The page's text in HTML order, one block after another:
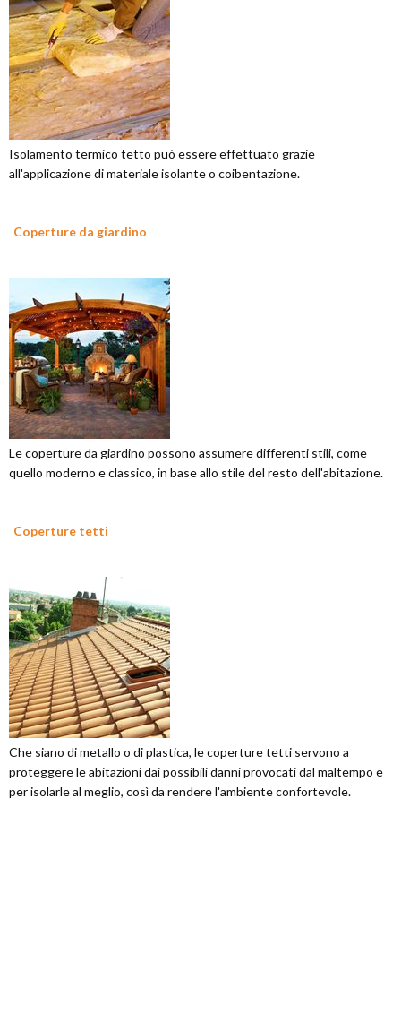
Isolamento termico tetto può essere effettuato grazie
all'applicazione di materiale isolante o coibentazione.
Coperture da giardino
Le coperture da giardino possono assumere differenti stili, come
quello moderno e classico, in base allo stile del resto dell'abitazione.
Coperture tetti
Che siano di metallo o di plastica, le coperture tetti servono a
proteggere le abitazioni dai possibili danni provocati dal maltempo e
per isolarle al meglio, così da rendere l'ambiente confortevole.